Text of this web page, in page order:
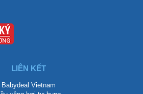
LIÊN KẾT
Babydeal Vietnam